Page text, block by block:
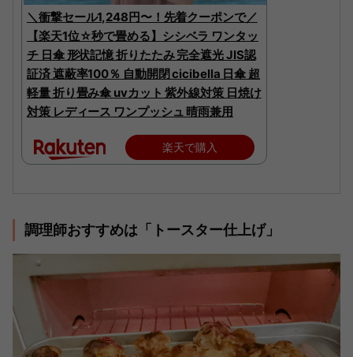
＼衝撃セール1,248円〜！先着クーポンで／
【楽天1位☆秒で畳める】シシベラ ワンタッ
チ 日傘 形状記憶 折りたたみ 完全遮光 JIS認
証済 遮蔽率100％ 自動開閉 cicibella 日傘 超
軽量 折り畳み傘 uvカット 紫外線対策 日焼け
対策 レディース ワンプッシュ 晴雨兼用
楽天で購入
調理師おすすめは「トースター仕上げ」